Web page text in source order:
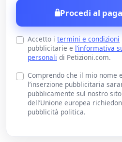
Procedi al
Accetto i termini e condizioni
pubblicitarie e l’informativa
personali di Petizioni.com.
Comprendo che il mio nome
l’inserzione pubblicitaria
pubblicamente sul nostro
dell’Unione europea
pubblicità politica.